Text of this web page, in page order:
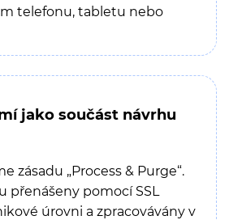
telefonu, tabletu nebo
jako součást návrhu
zásadu „Process & Purge“.
přenášeny pomocí SSL
úrovni a zpracovávány v